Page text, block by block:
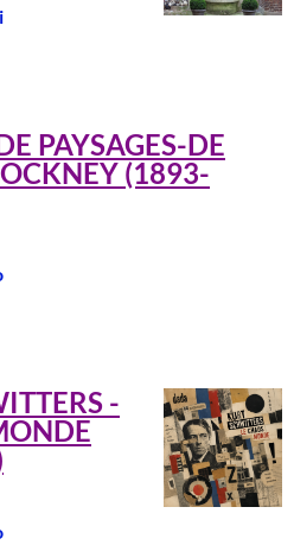
PAYSAGES-DE
(1893-
-